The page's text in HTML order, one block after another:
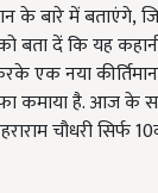
बारे में बताएंगे,
दें कि यह
एक नया
कमाया है. आज के
चौधरी सिर्फ10